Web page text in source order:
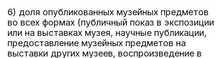
6) доля опубликованных музейных предметов
во всех формах (публичный показ в экспозиции
или на выставках музея, научные публикации,
предоставление музейных предметов на
выставки других музеев, воспроизведение в